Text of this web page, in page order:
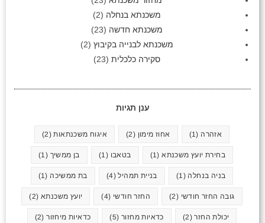
משכנתא בנחלה (2)
משכנתא חדשה (23)
משכנתא לבנייה בקיבוץ (2)
סקירה כלכלית (23)
ענן תגיות
אזהרה (1) אחוז מימון (2) איגוח משכנתאות(2)
בחירת יועץ משכנתא(1) בטאבו (1) בן ממשיך (1)
בניה בנחלה (1) בניית תמהיל(4) בת ממשיכה (1)
גובה החזר חודשי (2) החזר חודשי (4) יועץ משכנתא (2)
יכולת החזר(2) כדאיות מחזור (5) כדאיות מיחזור(2)